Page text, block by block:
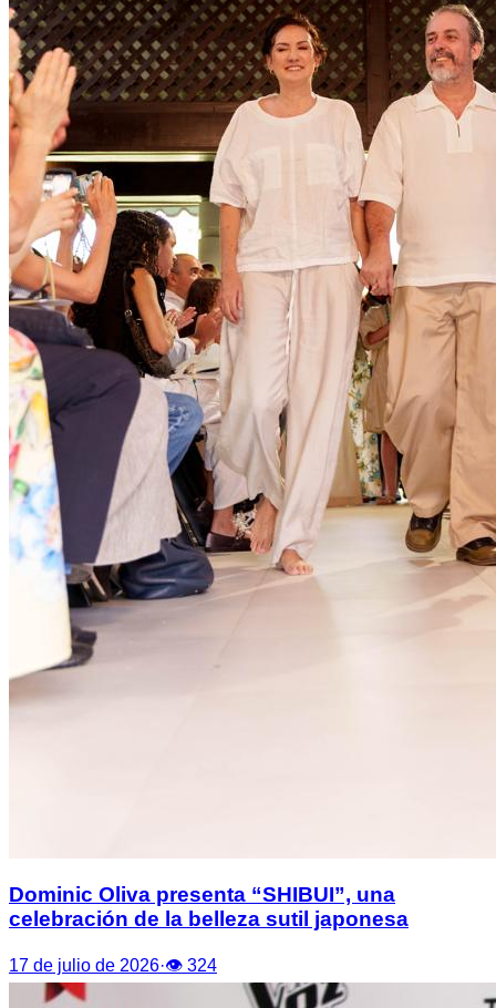
Dominic Oliva presenta “SHIBUI”, una
celebración de la belleza sutil japonesa
17 de julio de 2026·👁 324